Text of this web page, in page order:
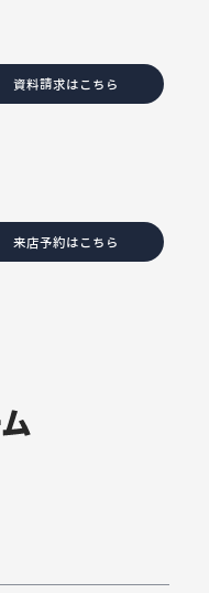
資料請求はこちら
来店予約はこちら